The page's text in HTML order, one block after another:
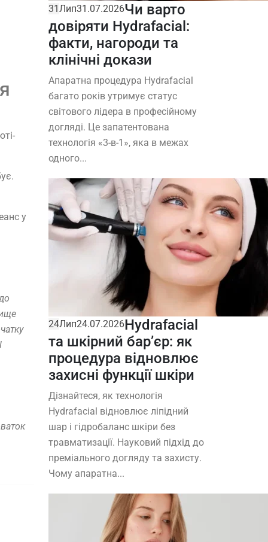
у
31Лип31.07.2026Чи варто
довіряти Hydrafacial:
факти, нагороди та
клінічні докази
Апаратна процедура Hydrafacial
багато років утримує статус
світового лідера в професійному
догляді. Це запатентована
технологія «3-в-1», яка в межах
одного...
24Лип24.07.2026Hydrafacial
та шкірний бар’єр: як
процедура відновлює
захисні функції шкіри
Дізнайтеся, як технологія
Hydrafacial відновлює ліпідний
шар і гідробаланс шкіри без
травматизації. Науковий підхід до
преміального догляду та захисту.
Чому апаратна...